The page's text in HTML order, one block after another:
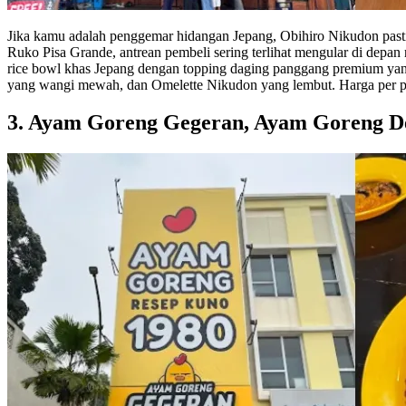
Jika kamu adalah penggemar hidangan Jepang, Obihiro Nikudon
Ruko Pisa Grande, antrean pembeli sering terlihat mengular di
rice bowl khas Jepang dengan topping daging panggang premium
yang wangi mewah, dan Omelette Nikudon yang lembut. Harga per
3. Ayam Goreng Gegeran, Ayam Goreng